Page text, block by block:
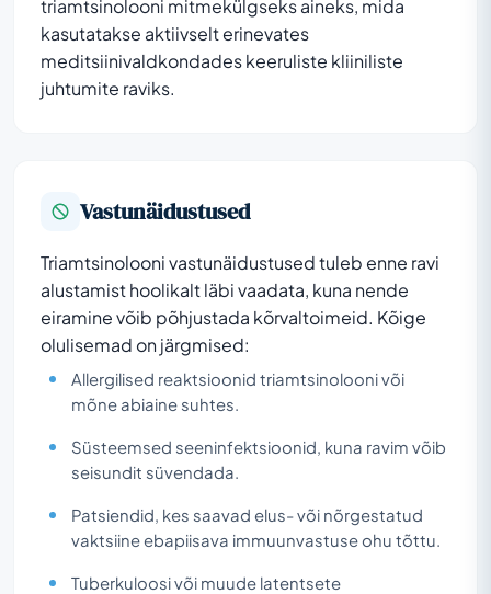
triamtsinolooni mitmekülgseks aineks, mida
kasutatakse aktiivselt erinevates
meditsiinivaldkondades keeruliste kliiniliste
juhtumite raviks.
Vastunäidustused
Triamtsinolooni vastunäidustused tuleb enne ravi
alustamist hoolikalt läbi vaadata, kuna nende
eiramine võib põhjustada kõrvaltoimeid. Kõige
olulisemad on järgmised:
Allergilised reaktsioonid triamtsinolooni või
mõne abiaine suhtes.
Süsteemsed seeninfektsioonid, kuna ravim võib
seisundit süvendada.
Patsiendid, kes saavad elus- või nõrgestatud
vaktsiine ebapiisava immuunvastuse ohu tõttu.
Tuberkuloosi või muude latentsete